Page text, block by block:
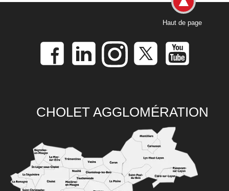
Haut de page
CHOLET AGGLOMÉRATION